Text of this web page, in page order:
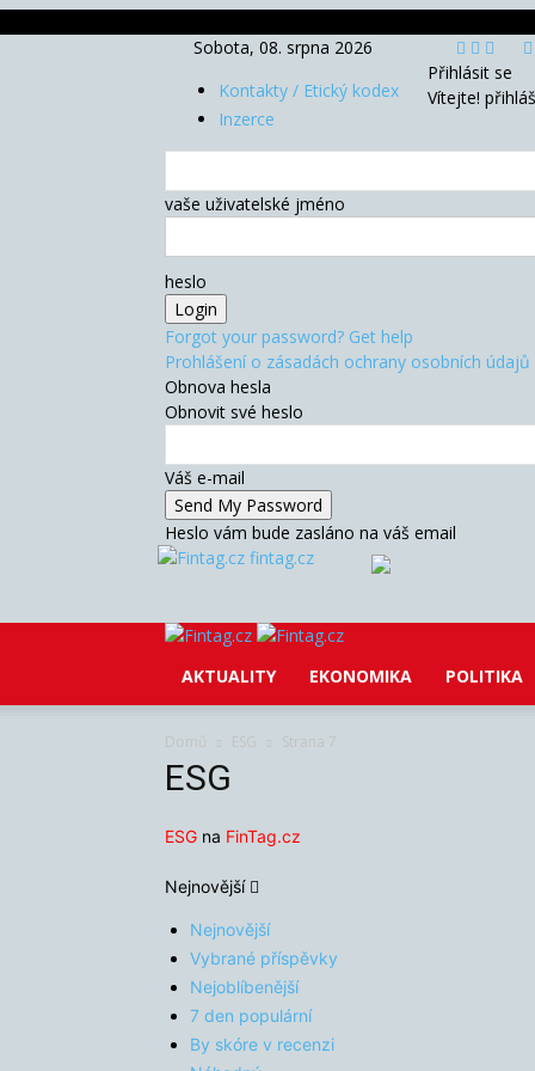
Sobota, 08. srpna 2026
Kontakty / Etický kodex
Inzerce
Přihlásit se
Vítejte!
vaše uživatelské jméno
heslo
Forgot your password? Get help
Prohlášení o zásadách ochrany osobních údajů
Obnova hesla
Obnovit své heslo
Váš e-mail
Heslo vám bude zasláno na váš email
fintag.cz
AKTUALITY EKONOMIKA POLITIKA
Domů ESG Strana 7
ESG
ESG na FinTag.cz
Nejnovější
Nejnovější
Vybrané příspěvky
Nejoblíbenější
7 den populární
By skóre v recenzi